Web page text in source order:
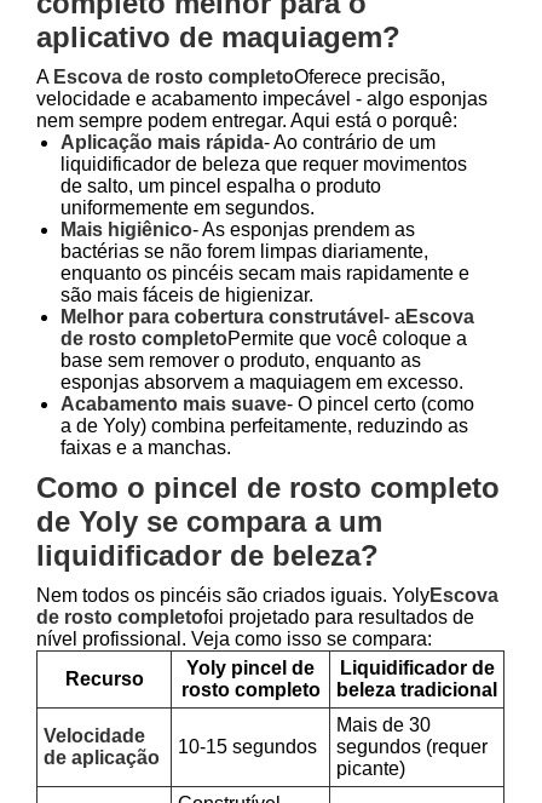
aplicativo de maquiagem?
A Escova de rosto completoOferece precisão,
velocidade e acabamento impecável - algo esponjas
nem sempre podem entregar. Aqui está o porquê:
Aplicação mais rápida- Ao contrário de um
liquidificador de beleza que requer movimentos
de salto, um pincel espalha o produto
uniformemente em segundos.
Mais higiênico- As esponjas prendem as
bactérias se não forem limpas diariamente,
enquanto os pincéis secam mais rapidamente e
são mais fáceis de higienizar.
Melhor para cobertura construtável- a Escova
de rosto completoPermite que você coloque a
base sem remover o produto, enquanto as
esponjas absorvem a maquiagem em excesso.
Acabamento mais suave- O pincel certo (como
a de Yoly) combina perfeitamente, reduzindo as
faixas e a manchas.
Como o pincel de rosto completo
de Yoly se compara a um
liquidificador de beleza?
Nem todos os pincéis são criados iguais. YolyEscova
de rosto completofoi projetado para resultados de
nível profissional. Veja como isso se compara:
Recurso
Yoly pincel de
rosto completo
Liquidificador de
beleza tradicional
Velocidade
de aplicação
10-15 segundos
Mais de 30
segundos (requer
picante)